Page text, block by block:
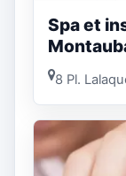
Spa et
8 Pl.